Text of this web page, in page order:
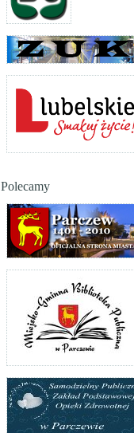
Polecamy